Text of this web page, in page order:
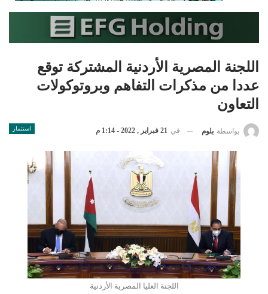
اللجنة المصرية الأردنية المشتركة توقع
عددا من مذكرات التفاهم وبروتوكولات
التعاون
استثمار بواسطة بلوم في 21 فبراير , 2022 - 1:14 م
اللجنة العليا المصرية الأردنية